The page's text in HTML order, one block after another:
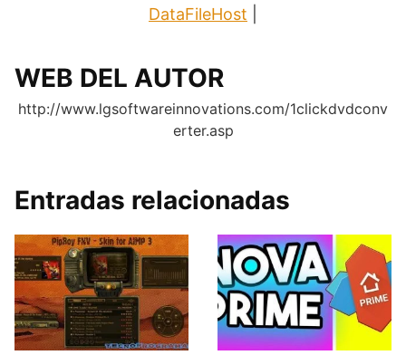
DataFileHost
WEB DEL AUTOR
http://www.lgsoftwareinnovations.com/1clickdvdconv
erter.asp
Entradas relacionadas